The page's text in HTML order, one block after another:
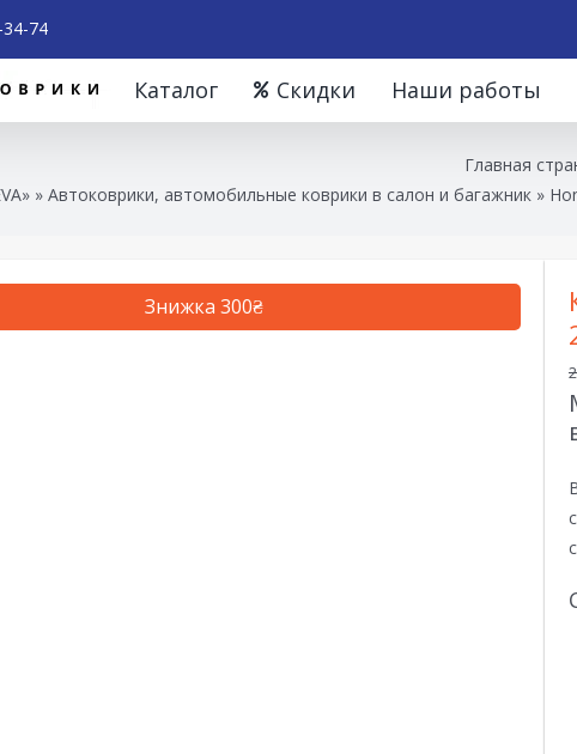
74
Каталог Скидки Наши работы
Главная
» Автоковрики, автомобильные коврики в салон и багажник »
Знижка 300₴